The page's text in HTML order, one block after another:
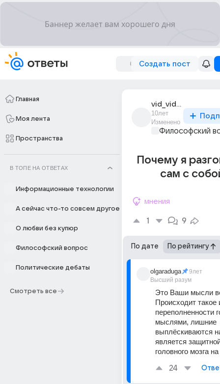
Создать пост
Главная
Моя лента
Пространства
В ТОПЕ НА ОТВЕТАХ
Информационные технологии
А сейчас что-то совсем другое
О любви без купюр
Философский вопрос
Политические дебаты
Смотреть все
vid_vid_30
10лет
Изменено
Философский
Почему я
сам с
мнения
1 9
По дате По рейтингу
olgaraduga
Высший разум
9лет
Это Ваши мысли
Происходит такое
переполненности
мыслями, лишние
выплёскиваются
является
головного мозга
24